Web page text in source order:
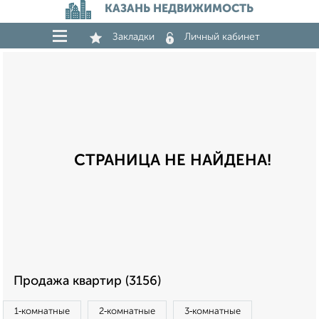
КАЗАНЬ НЕДВИЖИМОСТЬ
Закладки Личный кабинет
СТРАНИЦА НЕ НАЙДЕНА!
Продажа квартир (3156)
1‑комнатные 2‑комнатные 3‑комнатные